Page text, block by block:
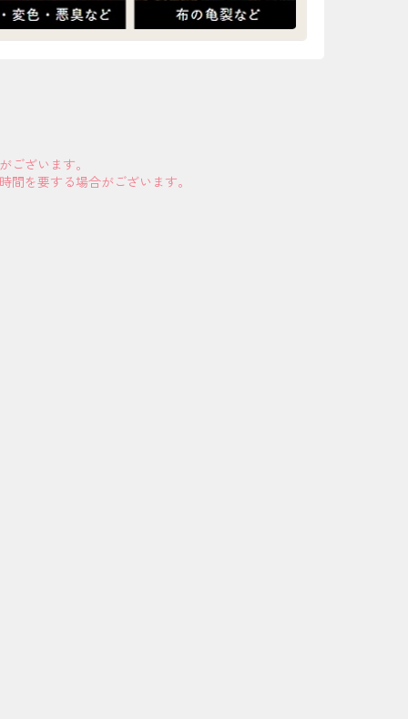
ざいます。
を要する場合がございます。